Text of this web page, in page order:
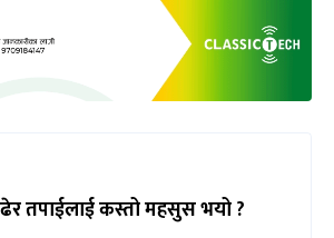
तपाईलाई कस्तो महसुस भयो ?